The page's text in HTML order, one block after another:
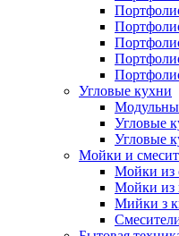
Угловые кухни
Угловые
Угловые
Мойки и
Мойки из
Мойки из
Мийки з